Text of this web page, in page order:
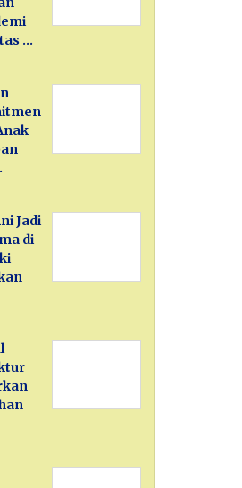
…
Jadi
di